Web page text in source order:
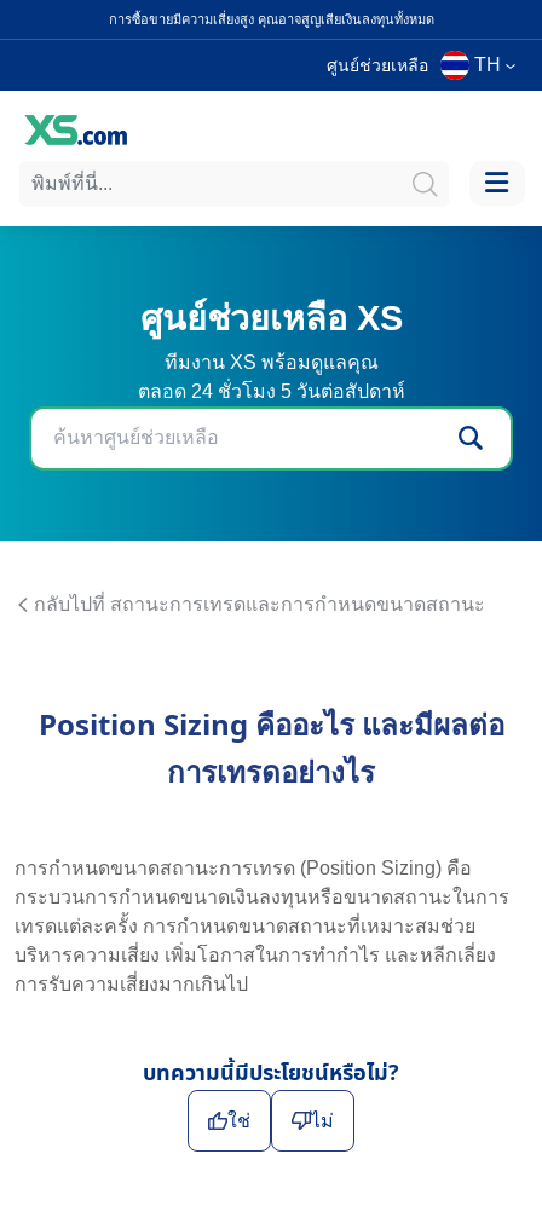
การซื้อขายมีความเสี่ยงสูง คุณอาจสูญเสียเงินลงทุนทั้งหมด
ศูนย์ช่วยเหลือ TH
ศูนย์ช่วยเหลือ XS
ทีมงาน XS พร้อมดูแลคุณ
ตลอด 24 ชั่วโมง 5 วันต่อสัปดาห์
กลับไปที่ สถานะการเทรดและการกำหนดขนาดสถานะ
Position Sizing คืออะไร และมีผลต่อ
การเทรดอย่างไร
การกำหนดขนาดสถานะการเทรด (Position Sizing) คือ
กระบวนการกำหนดขนาดเงินลงทุนหรือขนาดสถานะในการ
เทรดแต่ละครั้ง การกำหนดขนาดสถานะที่เหมาะสมช่วย
บริหารความเสี่ยง เพิ่มโอกาสในการทำกำไร และหลีกเลี่ยง
การรับความเสี่ยงมากเกินไป
บทความนี้มีประโยชน์หรือไม่?
ใช่ ไม่